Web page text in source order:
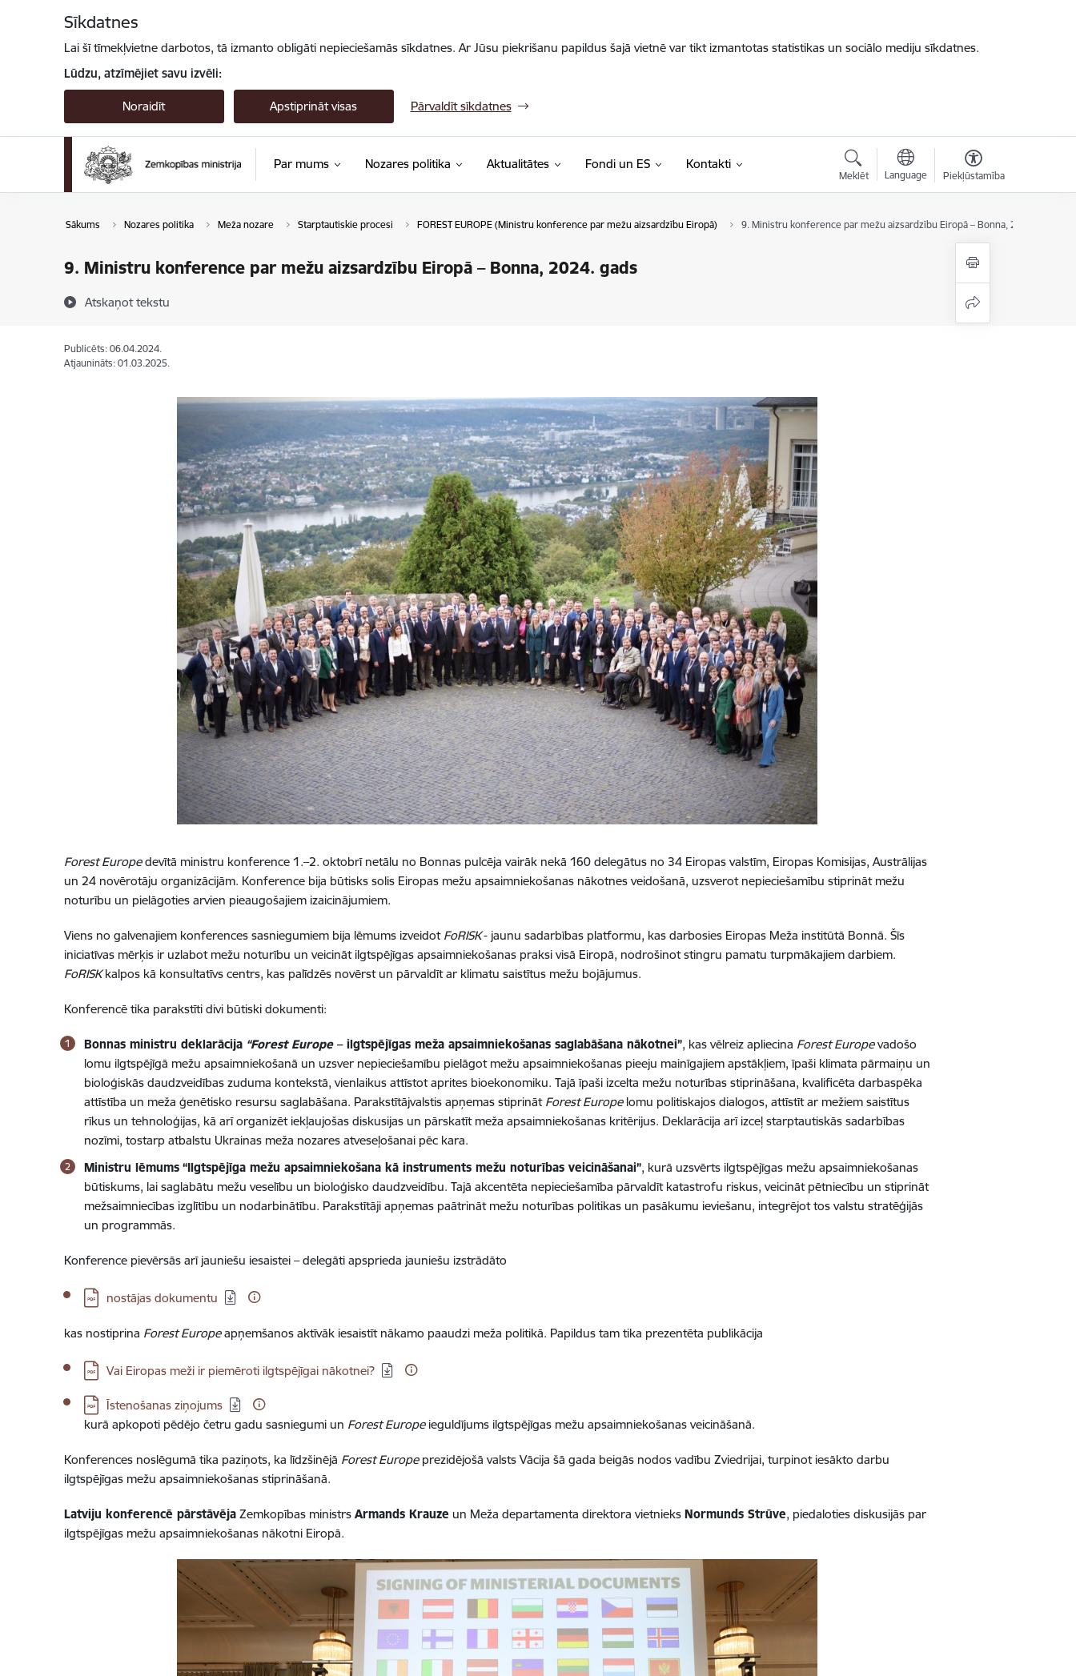
Sīkdatnes
Lai šī tīmekļvietne darbotos, tā izmanto obligāti nepieciešamās sīkdatnes. Ar Jūsu piekrišanu papildus šajā vietnē var tikt izmantotas statistikas un sociālo mediju sīkdatnes.
Lūdzu, atzīmējiet savu izvēli:
Noraidīt Apstiprināt visas Pārvaldīt sīkdatnes
Par mums Nozares politika Aktualitātes Fondi un ES Kontakti
Meklēt Language Piekļūstamība
Sākums Nozares politika Meža nozare Starptautiskie procesi FOREST EUROPE (Ministru konference par mežu aizsardzību Eiropā) 9. Ministru konference par mežu aizsardzību Eiropā – Bonna, 2024. gads
9. Ministru konference par mežu aizsardzību Eiropā – Bonna, 2024. gads
Atskaņot tekstu
Publicēts: 06.04.2024.
Atjaunināts: 01.03.2025.
Forest Europedevītā ministru konference 1.–2. oktobrī netālu no Bonnas pulcēja vairāk nekā 160 delegātus no 34 Eiropas valstīm, Eiropas Komisijas, Austrālijas
un 24 novērotāju organizācijām. Konference bija būtisks solis Eiropas mežu apsaimniekošanas nākotnes veidošanā, uzsverot nepieciešamību stiprināt mežu
noturību un pielāgoties arvien pieaugošajiem izaicinājumiem.
Viens no galvenajiem konferences sasniegumiem bija lēmums izveidot FoRISK- jaunu sadarbības platformu, kas darbosies Eiropas Meža institūtā Bonnā. Šīs
iniciatīvas mērķis ir uzlabot mežu noturību un veicināt ilgtspējīgas apsaimniekošanas praksi visā Eiropā, nodrošinot stingru pamatu turpmākajiem darbiem.
FoRISKkalpos kā konsultatīvs centrs, kas palīdzēs novērst un pārvaldīt ar klimatu saistītus mežu bojājumus.
Konferencē tika parakstīti divi būtiski dokumenti:
Bonnas ministru deklarācija “Forest Europe – ilgtspējīgas meža apsaimniekošanas saglabāšana nākotnei”, kas vēlreiz apliecina Forest Europevadošo
lomu ilgtspējīgā mežu apsaimniekošanā un uzsver nepieciešamību pielāgot mežu apsaimniekošanas pieeju mainīgajiem apstākļiem, īpaši klimata pārmaiņu un
bioloģiskās daudzveidības zuduma kontekstā, vienlaikus attīstot aprites bioekonomiku. Tajā īpaši izcelta mežu noturības stiprināšana, kvalificēta darbaspēka
attīstība un meža ģenētisko resursu saglabāšana. Parakstītājvalstis apņemas stiprināt Forest Europelomu politiskajos dialogos, attīstīt ar mežiem saistītus
rīkus un tehnoloģijas, kā arī organizēt iekļaujošas diskusijas un pārskatīt meža apsaimniekošanas kritērijus. Deklarācija arī izceļ starptautiskās sadarbības
nozīmi, tostarp atbalstu Ukrainas meža nozares atveseļošanai pēc kara.
Ministru lēmums “Ilgtspējīga mežu apsaimniekošana kā instruments mežu noturības veicināšanai”, kurā uzsvērts ilgtspējīgas mežu apsaimniekošanas
būtiskums, lai saglabātu mežu veselību un bioloģisko daudzveidību. Tajā akcentēta nepieciešamība pārvaldīt katastrofu riskus, veicināt pētniecību un stiprināt
mežsaimniecības izglītību un nodarbinātību. Parakstītāji apņemas paātrināt mežu noturības politikas un pasākumu ieviešanu, integrējot tos valstu stratēģijās
un programmās.
Konference pievērsās arī jauniešu iesaistei – delegāti apsprieda jauniešu izstrādāto
Lejupielādēt:
nostājas dokumentu
kas nostiprina Forest Europeapņemšanos aktīvāk iesaistīt nākamo paaudzi meža politikā. Papildus tam tika prezentēta publikācija
Lejupielādēt:
Vai Eiropas meži ir piemēroti ilgtspējīgai nākotnei?
Lejupielādēt:
Īstenošanas ziņojums
kurā apkopoti pēdējo četru gadu sasniegumi un Forest Europeieguldījums ilgtspējīgas mežu apsaimniekošanas veicināšanā.
Konferences noslēgumā tika paziņots, ka līdzšinējā Forest Europeprezidējošā valsts Vācija šā gada beigās nodos vadību Zviedrijai, turpinot iesākto darbu
ilgtspējīgas mežu apsaimniekošanas stiprināšanā.
Latviju konferencē pārstāvējaZemkopības ministrs Armands Krauzeun Meža departamenta direktora vietnieks Normunds Strūve, piedaloties diskusijās par
ilgtspējīgas mežu apsaimniekošanas nākotni Eiropā.